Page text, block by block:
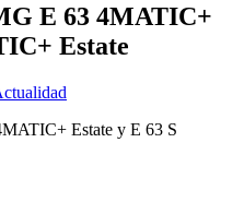
E 63 4MATIC+
Estate